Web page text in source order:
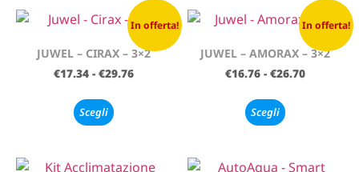
In offerta!
JUWEL – CIRAX – 3×2
€17.34 - €29.76
Scegli
In offerta!
JUWEL – AMORAX – 3×2
€16.76 - €26.70
Scegli